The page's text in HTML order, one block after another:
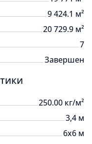
9 424.1 м²
20 729.9 м²
7
Завершен
250.00 кг/м²
3,4 м
6x6 м